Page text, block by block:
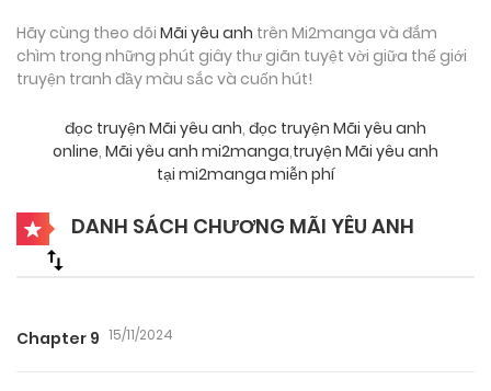
Hãy cùng theo dõi Mãi yêu anh trên Mi2manga và đắm
chìm trong những phút giây thư giãn tuyệt vời giữa thế giới
truyện tranh đầy màu sắc và cuốn hút!
đọc truyện Mãi yêu anh, đọc truyện Mãi yêu anh
online, Mãi yêu anh mi2manga,truyện Mãi yêu anh
tại mi2manga miễn phí
DANH SÁCH CHƯƠNG MÃI YÊU ANH
Chapter 9 15/11/2024